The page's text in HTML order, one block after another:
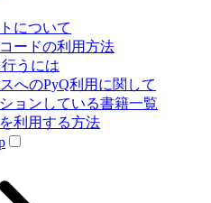
について
ードの利用方法
うには
へのPyQ利用に関して
ョンしている書籍一覧
利用する方法